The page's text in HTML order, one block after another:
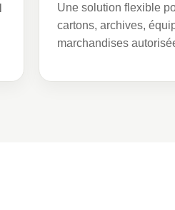
Une solution flexible
cartons, archives,
marchandises